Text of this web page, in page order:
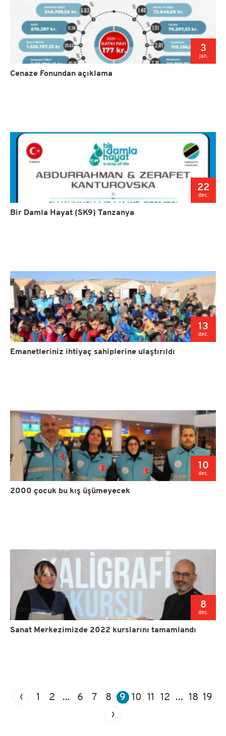
3
jan.
Cenaze Fonundan açıklama
22
dec.
Bir Damla Hayat (SK9) Tanzanya
13
dec.
Emanetleriniz ihtiyaç sahiplerine ulaştırıldı
10
dec.
2000 çocuk bu kış üşümeyecek
8
dec.
Sanat Merkezimizde 2022 kurslarını tamamlandı
‹ 1 2 ... 6 7 8 9 10 11 12 ... 18 19
›